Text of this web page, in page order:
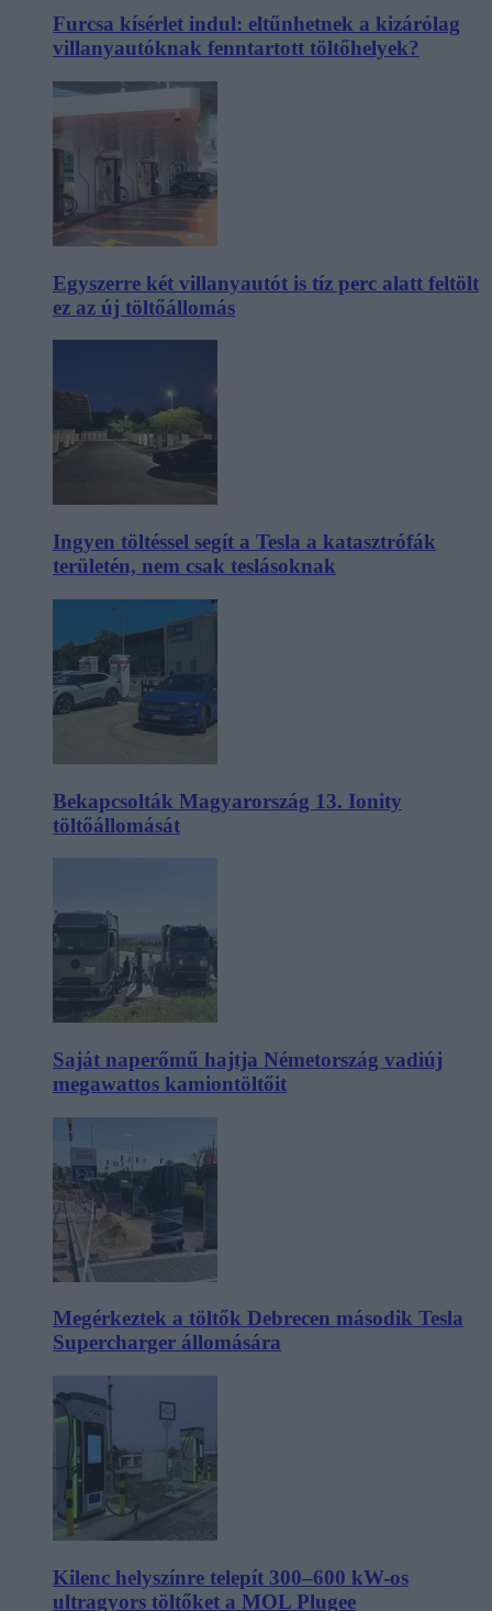
Furcsa kísérlet indul: eltűnhetnek a kizárólag
villanyautóknak fenntartott töltőhelyek?
Egyszerre két villanyautót is tíz perc alatt feltölt
ez az új töltőállomás
Ingyen töltéssel segít a Tesla a katasztrófák
területén, nem csak teslásoknak
Bekapcsolták Magyarország 13. Ionity
töltőállomását
Saját naperőmű hajtja Németország vadiúj
megawattos kamiontöltőit
Megérkeztek a töltők Debrecen második Tesla
Supercharger állomására
Kilenc helyszínre telepít 300–600 kW-os
ultragyors töltőket a MOL Plugee